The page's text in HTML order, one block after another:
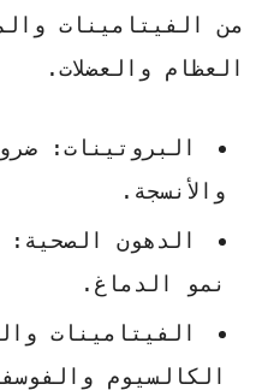
من الفيتامينات
العظام والعضلات.
البروتينات:
والأنسجة.
الدهون
نمو الدماغ.
الفيتامينات
الكالسيوم